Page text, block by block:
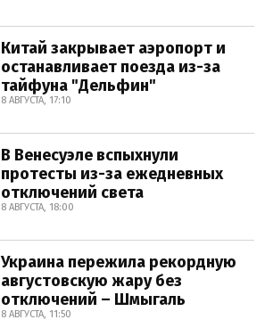
Китай закрывает аэропорт и
останавливает поезда из-за
тайфуна "Дельфин"
8 АВГУСТА, 17:10
В Венесуэле вспыхнули
протесты из-за ежедневных
отключений света
8 АВГУСТА, 18:00
Украина пережила рекордную
августовскую жару без
отключений – Шмыгаль
8 АВГУСТА, 11:50